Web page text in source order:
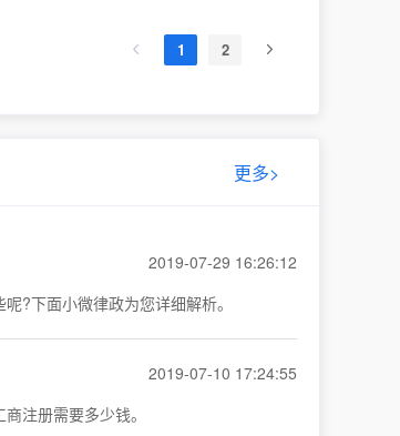
1 2
更多>
2019-07-29 16:26:12
?下面小微律政为您详细解析。
2019-07-10 17:24:55
注册需要多少钱。